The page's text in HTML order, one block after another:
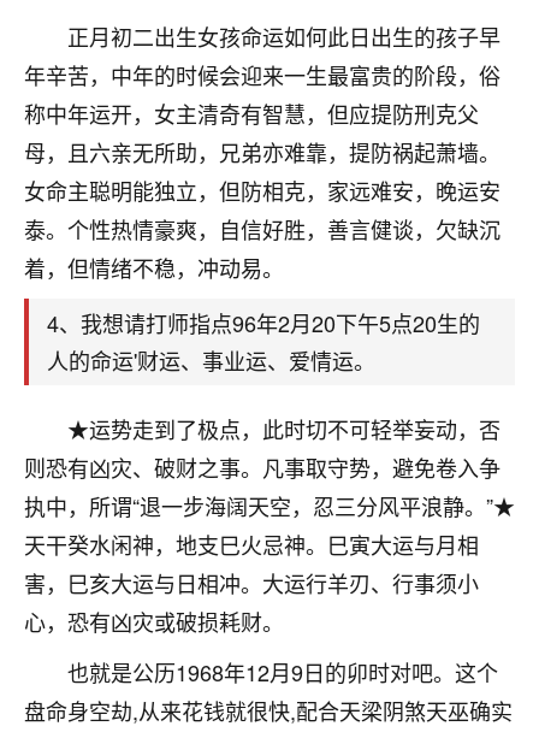
正月初二出生女孩命运如何此日出生的孩子早
年辛苦，中年的时候会迎来一生最富贵的阶段，俗
称中年运开，女主清奇有智慧，但应提防刑克父
母，且六亲无所助，兄弟亦难靠，提防祸起萧墙。
女命主聪明能独立，但防相克，家远难安，晚运安
泰。个性热情豪爽，自信好胜，善言健谈，欠缺沉
着，但情绪不稳，冲动易。
4、我想请打师指点96年2月20下午5点20生的
人的命运'财运、事业运、爱情运。
★运势走到了极点，此时切不可轻举妄动，否
则恐有凶灾、破财之事。凡事取守势，避免卷入争
执中，所谓“退一步海阔天空，忍三分风平浪静。”★
天干癸水闲神，地支巳火忌神。巳寅大运与月相
害，巳亥大运与日相冲。大运行羊刃、行事须小
心，恐有凶灾或破损耗财。
也就是公历1968年12月9日的卯时对吧。这个
盘命身空劫,从来花钱就很快,配合天梁阴煞天巫确实
心若莲花
我是做餐饮的，这两年，生意屡屡受挫，店开一家关
一家，要么生意不好，生意好的就出事。前些年攒的
家底快败光了，真是倒霉！我也想找人看看到底怎么
回事？
鹿森：你可以找老师看看，人有时不服命不行
啊！
太阳当空赵
：我也做餐饮的，生意不算大，但
是我从找店开始都是找慧来老师跟进的，选
址、风水、还有开业日子，哪哪都看了，虽然
大环境不好，但是我家生意还可以，前几天又
刚找老师做了补财库，希望财运更好一点！
2小时前 来自海南 18
梦醒时分
我女儿高二叛逆，大半年不上学，一说她就要死要活
的，把我们两口子愁的不行，朋友给我推荐的慧来老
师，一开始我是病急乱投医，这半年来，法事一个个
做完，我女儿跟变了个人一样，不期望她能考多好的
大学，只要能安安稳稳的把书读了，身体心理都健健
康康的我就很知足了！
鹿森：可怜天下父母心啊！